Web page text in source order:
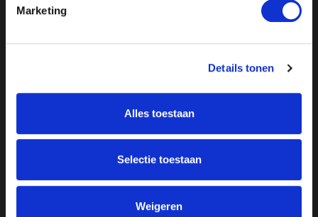
Marketing
Details tonen
Alles toestaan
Selectie toestaan
Weigeren